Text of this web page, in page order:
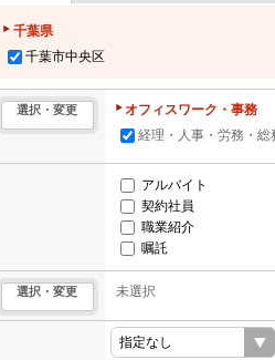
千葉県
千葉市中央区
選択・変更
オフィスワーク・事務
経理・人事・労務・総
アルバイト
契約社員
職業紹介
嘱託
選択・変更 未選択